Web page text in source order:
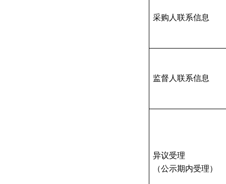
采购人联系信息
监督人联系信息
异议受理
（公示期内受理）